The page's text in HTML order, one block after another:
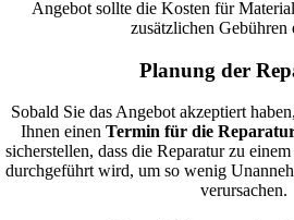
Angebot sollte die Kosten für
zusätzlichen Gebühren
Planung der
Sobald Sie das Angebot akzeptiert
Ihnen einen Termin für die
sicherstellen, dass die Reparatur zu
durchgeführt wird, um so wenig
verursachen.